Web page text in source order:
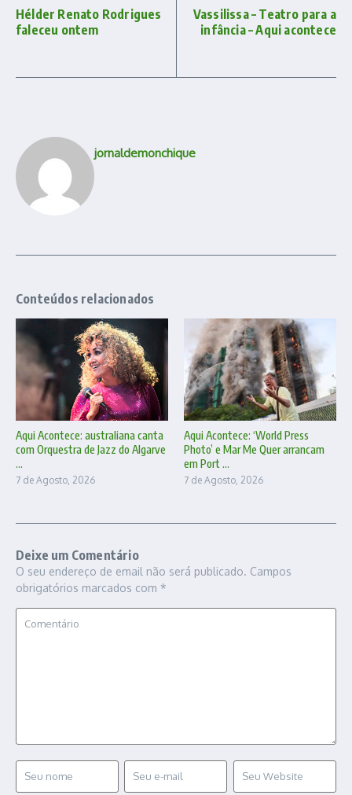
Hélder Renato Rodrigues
faleceu ontem
Vassilissa – Teatro para a
infância – Aqui acontece
jornaldemonchique
Conteúdos relacionados
Aqui Acontece: australiana canta
com Orquestra de Jazz do Algarve
...
7 de Agosto, 2026
Aqui Acontece: ‘World Press
Photo’ e Mar Me Quer arrancam
em Port ...
7 de Agosto, 2026
Deixe um Comentário
O seu endereço de email não será publicado. Campos
obrigatórios marcados com *